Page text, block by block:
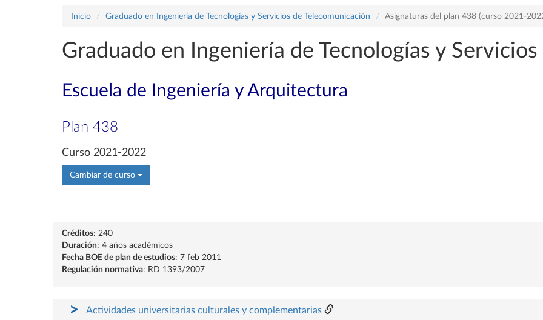
Inicio Graduado en Ingeniería de Tecnologías y Servicios de Telecomunicación Asignaturas del plan 438 (curso 2021-
Graduado en Ingeniería de Tecnologías y
Escuela de Ingeniería y Arquitectura
Plan 438
Curso 2021-2022
Cambiar de curso
Créditos: 240
Duración: 4 años académicos
Fecha BOE de plan de estudios: 7 feb 2011
Regulación normativa: RD 1393/2007
Actividades universitarias culturales y complementarias